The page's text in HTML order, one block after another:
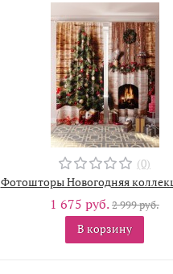
(0)
Фотошторы Новогодняя
1 675 руб.2 999 руб.
В корзину